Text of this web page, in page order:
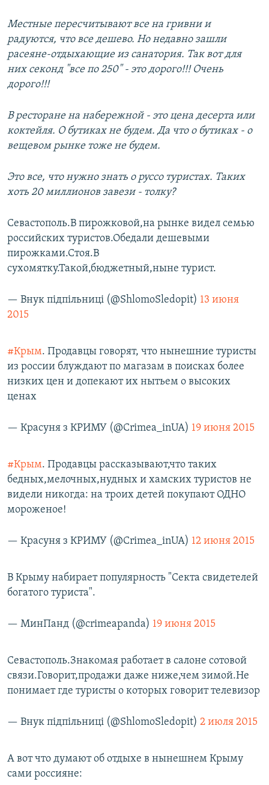
Местные пересчитывают все на гривни и
радуются, что все дешево. Но недавно зашли
расеяне-отдыхающие из санатория. Так вот для
них секонд "все по 250" - это дорого!!! Очень
дорого!!!
В ресторане на набережной - это цена десерта или
коктейля. О бутиках не будем. Да что о бутиках - о
вещевом рынке тоже не будем.
Это все, что нужно знать о руссо туристах. Таких
хоть 20 миллионов завези - толку?
Севастополь.В пирожковой,на рынке видел семью
российских туристов.Обедали дешевыми
пирожками.Стоя.В
сухомятку.Такой,бюджетный,ныне турист.
— Внук підпільниці (@ShlomoSledopit) 13 июня
2015
#Крым. Продавцы говорят, что нынешние туристы
из россии блуждают по магазам в поисках более
низких цен и допекают их нытьем о высоких
ценах
— Красуня з КРИМУ (@Crimea_inUA) 19 июня 2015
#Крым. Продавцы рассказывают,что таких
бедных,мелочных,нудных и хамских туристов не
видели никогда: на троих детей покупают ОДНО
мороженое!
— Красуня з КРИМУ (@Crimea_inUA) 12 июня 2015
В Крыму набирает популярность "Секта свидетелей
богатого туриста".
— МинПанд (@crimeapanda) 19 июня 2015
Севастополь.Знакомая работает в салоне сотовой
связи.Говорит,продажи даже ниже,чем зимой.Не
понимает где туристы о которых говорит телевизор
— Внук підпільниці (@ShlomoSledopit) 2 июля 2015
А вот что думают об отдыхе в нынешнем Крыму
сами россияне: